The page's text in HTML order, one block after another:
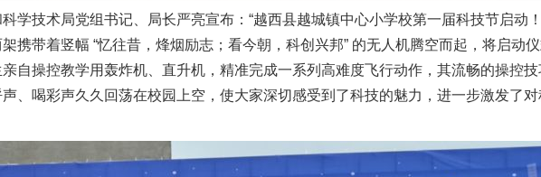
技术局党组书记、局长严亮宣布：“越西县越城镇中心小学校第一届科技节启动
携带着竖幅 “忆往昔，烽烟励志；看今朝，科创兴邦” 的无人机腾空而起，将启动仪
自操控教学用轰炸机、直升机，精准完成一系列高难度飞行动作，其流畅的操控
、喝彩声久久回荡在校园上空，使大家深切感受到了科技的魅力，进一步激发了